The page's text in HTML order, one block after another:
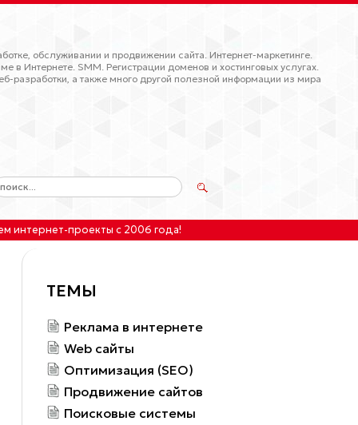
обслуживании и продвижении сайта. Интернет-маркетинге.
в Интернете. SMM. Регистрации доменов и хостинговых услугах.
разработки, а также много другой полезной информации из мира
интернет-проекты с 2006 года!
ТЕМЫ
Реклама в интернете
Web сайты
Оптимизация (SEO)
Продвижение сайтов
Поисковые системы